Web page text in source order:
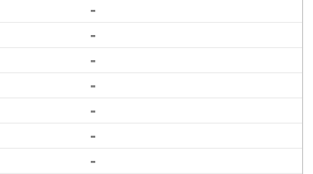
-
-
-
-
-
-
-